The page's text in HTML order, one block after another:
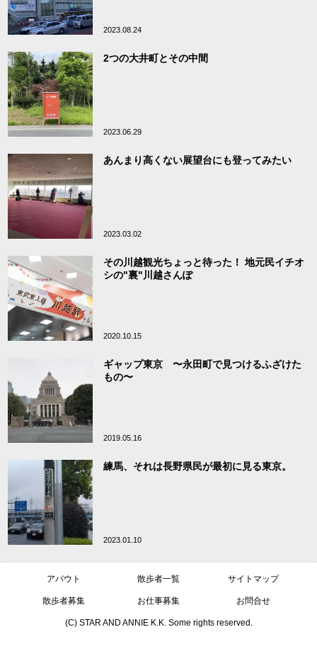
2023.08.24
2つの大井町とその中間
2023.06.29
あんまり高くない展望台にも登ってみたい
2023.03.02
その川越観光ちょっと待った！ 地元民イチオ
シの"裏"川越さんぽ
2020.10.15
ギャップ東京 〜永田町で見つけるふざけた
もの〜
2019.05.16
練馬、それは長野県民が最初に見る東京。
2023.01.10
アバウト 散歩者一覧 サイトマップ
散歩者募集 お仕事募集 お問合せ
(C) STAR AND ANNIE K.K. Some rights reserved.